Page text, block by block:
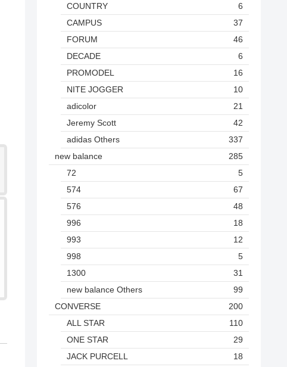
COUNTRY
6
CAMPUS
37
FORUM
46
DECADE
6
PROMODEL
16
NITE JOGGER
10
adicolor
21
Jeremy Scott
42
adidas Others
337
new balance
285
72
5
574
67
576
48
996
18
993
12
998
5
1300
31
new balance Others
99
CONVERSE
200
ALL STAR
110
ONE STAR
29
JACK PURCELL
18